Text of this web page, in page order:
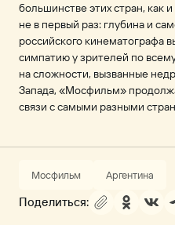
большинстве этих стран, как
не в первый раз: глубина и
российского кинематографа
симпатию у зрителей по
на сложности, вызванные
Запада, «Мосфильм»
связи с самыми разными
Мосфильм Аргентина
Поделиться: